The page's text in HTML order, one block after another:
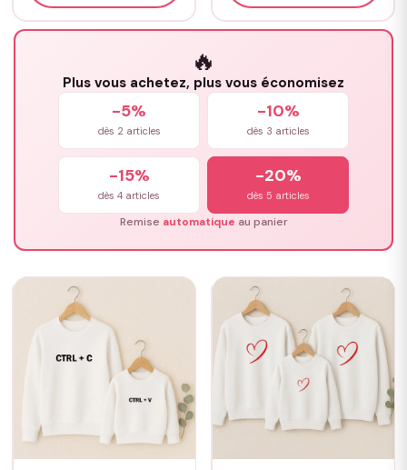
🔥
Plus vous achetez, plus vous économisez
-5%
dès 2 articles
-10%
dès 3 articles
-15%
dès 4 articles
-20%
dès 5 articles
Remise automatique au panier